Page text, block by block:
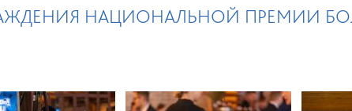
НАЦИОНАЛЬНОЙ ПРЕМИИ